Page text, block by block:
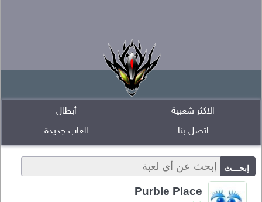
أبطال
الاكثر شعبية
العاب جديدة
اتصل بنا
Purble Place